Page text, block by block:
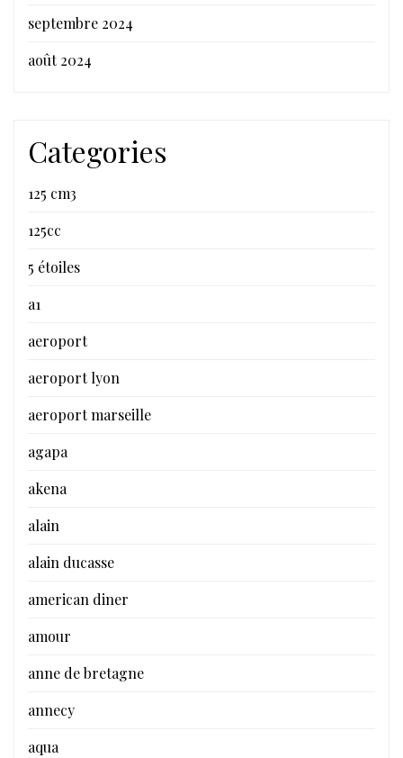
septembre 2024
août 2024
Categories
125 cm3
125cc
5 étoiles
a1
aeroport
aeroport lyon
aeroport marseille
agapa
akena
alain
alain ducasse
american diner
amour
anne de bretagne
annecy
aqua